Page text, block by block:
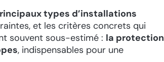
types d’installations
et les critères concrets qui
souvent sous-estimé : la protection
, indispensables pour une